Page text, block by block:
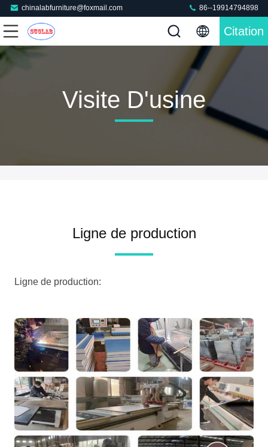
chinalabfurniture@foxmail.com 86--19914794898
Citation
Visite D'usine
Ligne de production
Ligne de production: